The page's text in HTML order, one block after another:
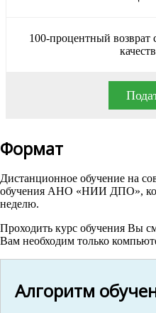
100-процентный возврат
Формат
Дистанционное обучение на
обучения АНО «НИИ ДПО»,
неделю.
Проходить курс обучения Вы
Вам необходим только
Алгоритм